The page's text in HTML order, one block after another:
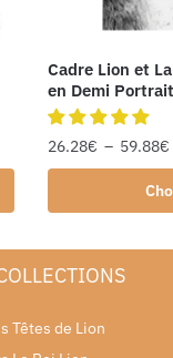
Cadre Lion et
en Demi Portrait
26.28€ – 59.88€
Têtes de Lion